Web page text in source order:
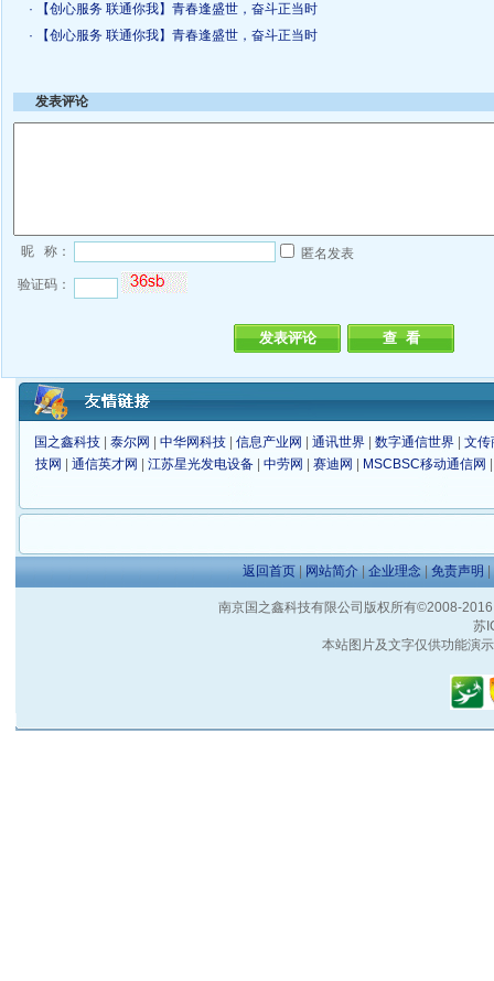
· 【创心服务 联通你我】青春逢盛世，奋斗正当时
· 【创心服务 联通你我】青春逢盛世，奋斗正当时
发表评论
昵 称：
匿名发表
验证码：
国之鑫科技 泰尔网 中华网科技 信息产业网 通讯世界 数字通信世界
文传
技网
通信英才网 江苏星光发电设备| 中劳网 赛迪网 MSCBSC移动通信网
返回首页| 网站简介 | 企业理念 | 免责声明 |
南京国之鑫科技有限公司版权所有©2008-
苏
本站图片及文字仅供功能演